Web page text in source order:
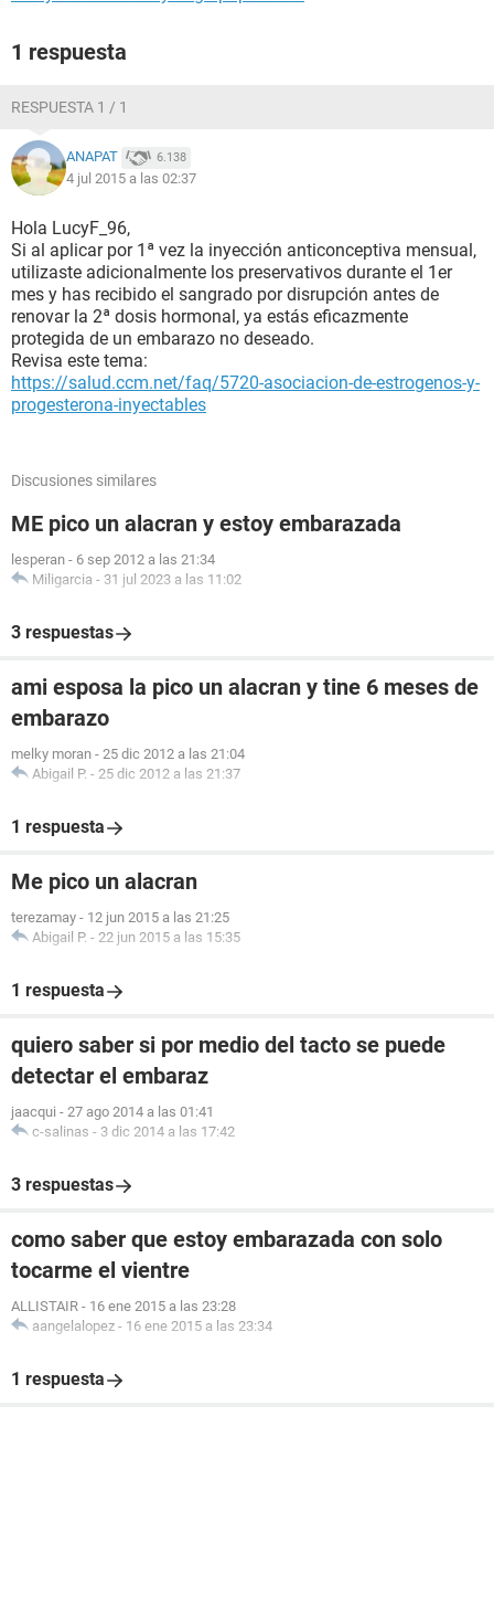
1 respuesta
RESPUESTA 1 / 1
ANAPAT 6.138
4 jul 2015 a las 02:37
Hola LucyF_96,
Si al aplicar por 1ª vez la inyección anticonceptiva mensual,
utilizaste adicionalmente los preservativos durante el 1er
mes y has recibido el sangrado por disrupción antes de
renovar la 2ª dosis hormonal, ya estás eficazmente
protegida de un embarazo no deseado.
Revisa este tema:
https://salud.ccm.net/faq/5720-asociacion-de-estrogenos-y-
progesterona-inyectables
Discusiones similares
ME pico un alacran y estoy embarazada
lesperan - 6 sep 2012 a las 21:34
Miligarcia - 31 jul 2023 a las 11:02
3 respuestas
ami esposa la pico un alacran y tine 6 meses de
embarazo
melky moran - 25 dic 2012 a las 21:04
Abigail P. - 25 dic 2012 a las 21:37
1 respuesta
Me pico un alacran
terezamay - 12 jun 2015 a las 21:25
Abigail P. - 22 jun 2015 a las 15:35
1 respuesta
quiero saber si por medio del tacto se puede
detectar el embaraz
jaacqui - 27 ago 2014 a las 01:41
c-salinas - 3 dic 2014 a las 17:42
3 respuestas
como saber que estoy embarazada con solo
tocarme el vientre
ALLISTAIR - 16 ene 2015 a las 23:28
aangelalopez - 16 ene 2015 a las 23:34
1 respuesta